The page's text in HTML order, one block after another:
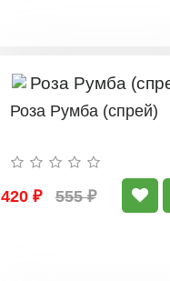
Роза Румба (спрей)
420 ₽ 555 ₽